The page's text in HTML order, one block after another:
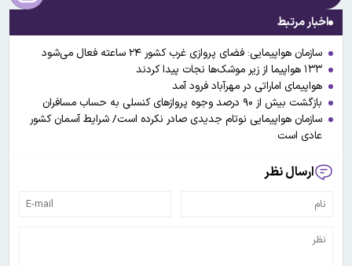
اخبار مرتبط
سازمان هواپیمایی: فضای پروازی غرب کشور ۲۴ ساعته فعال می‌شود
۱۳۳ هواپیما از زیر موشک‌ها نجات پیدا کردند
هواپیمای اماراتی در مهر‌آباد فرود آمد
بازگشت بیش از ۹۰ درصد وجوه پروازهای کنسلی به حساب مسافران
سازمان هواپیمایی نوتام جدیدی صادر نکرده است/ شرایط آسمان کشور
عادی است
ارسال نظر